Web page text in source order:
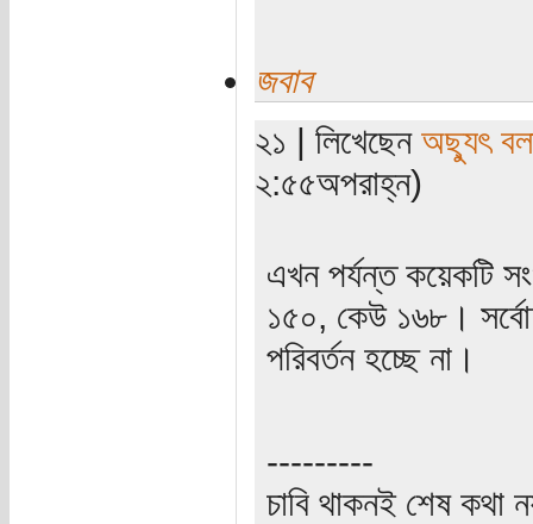
জবাব
২১ | লিখেছেন অছ্যুৎ
২:৫৫অপরাহ্ন)
এখন পর্যন্ত কয়েকটি
১৫০, কেউ ১৬৮।
পরিবর্তন হচ্ছে না।
---------
চাবি থাকনই শেষ কথা